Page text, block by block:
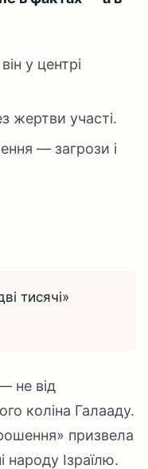
у центрі
жертви участі.
— загрози і
тисячі»
не від
коліна Галааду.
призвела
народу Ізраїлю.